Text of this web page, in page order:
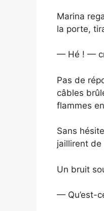
Marina
la porte,
— Hé ! —
Pas de
câbles
flammes
Sans
jaillirent
Un bruit
— Qu’est-